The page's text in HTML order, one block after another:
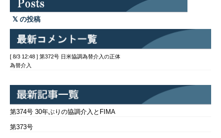
の投稿
[ 8/3 12:48 ] 第372号 日米協調為替介入の正体
為替介入
第374号 30年ぶりの協調介入とFIMA
第373号